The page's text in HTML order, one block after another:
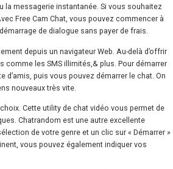
la messagerie instantanée. Si vous souhaitez
Free Cam Chat, vous pouvez commencer à
de dialogue sans payer de frais.
depuis un navigateur Web. Au-delà d’offrir
comme les SMS illimités,& plus. Pour démarrer
d’amis, puis vous pouvez démarrer le chat. On
nouveaux très vite.
Cette utility de chat vidéo vous permet de
Chatrandom est une autre excellente
de votre genre et un clic sur « Démarrer »
vous pouvez également indiquer vos